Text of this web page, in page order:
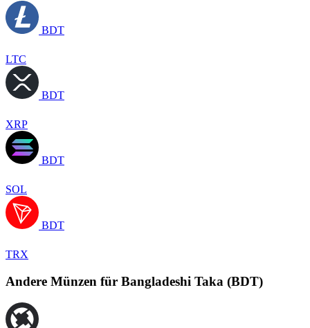
BDT
LTC
BDT
XRP
BDT
SOL
BDT
TRX
Andere Münzen für Bangladeshi Taka (BDT)